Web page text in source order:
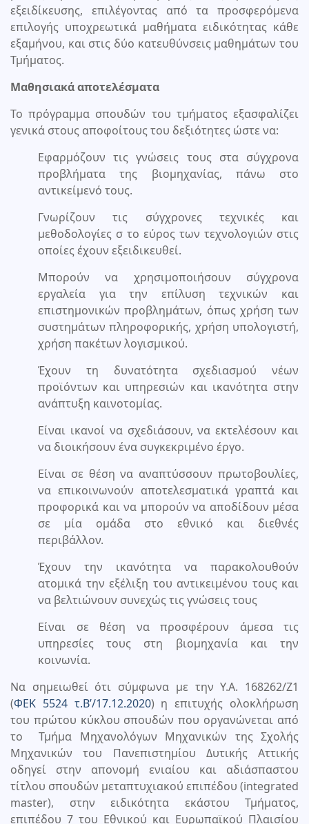
εξειδίκευσης, επιλέγοντας από τα προσφερόμενα
επιλογής υποχρεωτικά μαθήματα ειδικότητας κάθε
εξαμήνου, και στις δύο κατευθύνσεις μαθημάτων του
Τμήματος.
Μαθησιακά αποτελέσματα
Το πρόγραμμα σπουδών του τμήματος εξασφαλίζει
γενικά στους αποφοίτους του δεξιότητες ώστε να:
Εφαρμόζουν τις γνώσεις τους στα σύγχρονα
προβλήματα της βιομηχανίας, πάνω στο
αντικείμενό τους.
Γνωρίζουν τις σύγχρονες τεχνικές και
μεθοδολογίες σ το εύρος των τεχνολογιών στις
οποίες έχουν εξειδικευθεί.
Μπορούν να χρησιμοποιήσουν σύγχρονα
εργαλεία για την επίλυση τεχνικών και
επιστημονικών προβλημάτων, όπως χρήση των
συστημάτων πληροφορικής, χρήση υπολογιστή,
χρήση πακέτων λογισμικού.
Έχουν τη δυνατότητα σχεδιασμού νέων
προϊόντων και υπηρεσιών και ικανότητα στην
ανάπτυξη καινοτομίας.
Είναι ικανοί να σχεδιάσουν, να εκτελέσουν και
να διοικήσουν ένα συγκεκριμένο έργο.
Είναι σε θέση να αναπτύσσουν πρωτοβουλίες,
να επικοινωνούν αποτελεσματικά γραπτά και
προφορικά και να μπορούν να αποδίδουν μέσα
σε μία ομάδα στο εθνικό και διεθνές
περιβάλλον.
Έχουν την ικανότητα να παρακολουθούν
ατομικά την εξέλιξη του αντικειμένου τους και
να βελτιώνουν συνεχώς τις γνώσεις τους
Είναι σε θέση να προσφέρουν άμεσα τις
υπηρεσίες τους στη βιομηχανία και την
κοινωνία.
Να σημειωθεί ότι σύμφωνα με την Υ.Α. 168262/Ζ1
(ΦΕΚ 5524 τ.Β’/17.12.2020) η επιτυχής ολοκλήρωση
του πρώτου κύκλου σπουδών που οργανώνεται από
το Τμήμα Μηχανολόγων Μηχανικών της Σχολής
Μηχανικών του Πανεπιστημίου Δυτικής Αττικής
οδηγεί στην απονομή ενιαίου και αδιάσπαστου
τίτλου σπουδών μεταπτυχιακού επιπέδου (integrated
master), στην ειδικότητα εκάστου Τμήματος,
επιπέδου 7 του Εθνικού και Ευρωπαϊκού Πλαισίου